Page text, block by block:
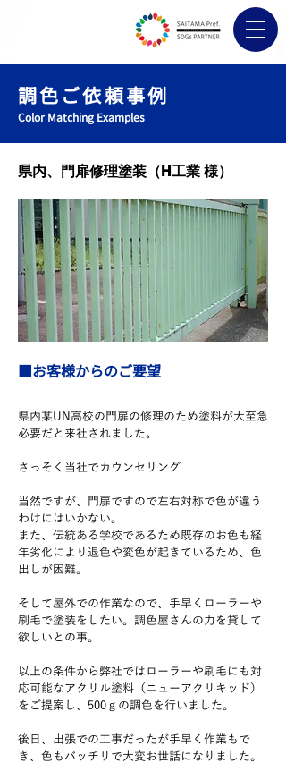
調色ご依頼事例
Color Matching Examples
県内、門扉修理塗装（H工業 様）
■お客様からのご要望
県内某UN高校の門扉の修理のため塗料が大至急
必要だと来社されました。
さっそく当社でカウンセリング
当然ですが、門扉ですので左右対称で色が違う
わけにはいかない。
また、伝統ある学校であるため既存のお色も経
年劣化により退色や変色が起きているため、色
出しが困難。
そして屋外での作業なので、手早くローラーや
刷毛で塗装をしたい。調色屋さんの力を貸して
欲しいとの事。
以上の条件から弊社ではローラーや刷毛にも対
応可能なアクリル塗料（ニューアクリキッド）
をご提案し、500ｇの調色を行いました。
後日、出張での工事だったが手早く作業もで
き、色もバッチリで大変お世話になりました。